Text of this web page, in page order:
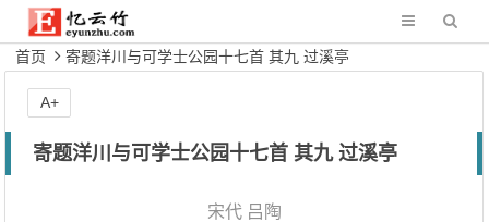
首页 寄题洋川与可学士公园十七首 其九 过溪亭
寄题洋川与可学士公园十七首 其九 过溪亭
宋代 吕陶
A+